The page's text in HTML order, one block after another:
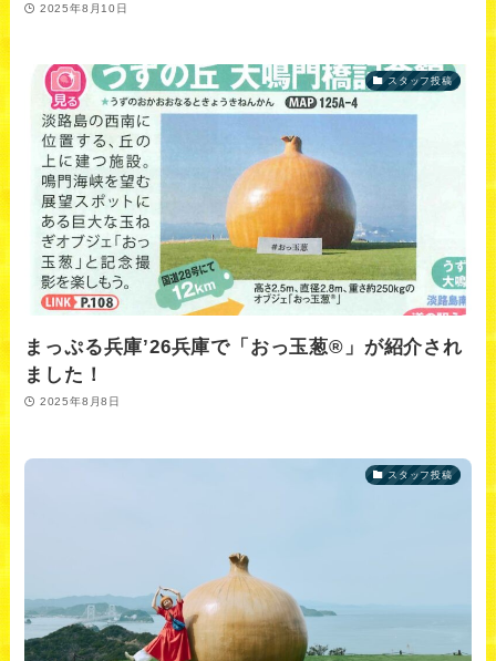
2025年8月10日
スタッフ投稿
まっぷる兵庫’26兵庫で「おっ玉葱®」が紹介され
ました！
2025年8月8日
スタッフ投稿